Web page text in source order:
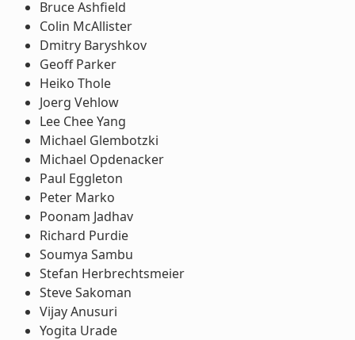
Bruce Ashfield
Colin McAllister
Dmitry Baryshkov
Geoff Parker
Heiko Thole
Joerg Vehlow
Lee Chee Yang
Michael Glembotzki
Michael Opdenacker
Paul Eggleton
Peter Marko
Poonam Jadhav
Richard Purdie
Soumya Sambu
Stefan Herbrechtsmeier
Steve Sakoman
Vijay Anusuri
Yogita Urade